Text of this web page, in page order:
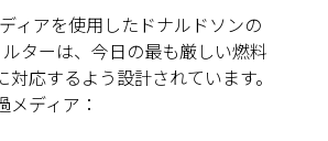
ィアを使用したドナルドソンの
ターは、今日の最も厳しい燃料
対応するよう設計されています。
メディア：